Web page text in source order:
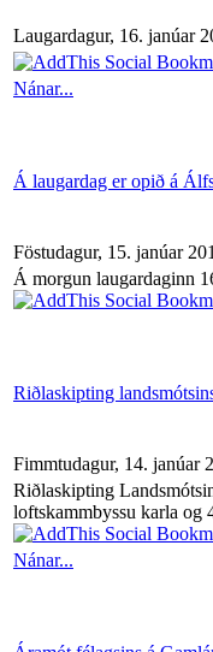
Laugardagur, 16. janúar
Nánar...
Á laugardag er opið á
Föstudagur, 15. janúar
Á morgun laugardaginn
Riðlaskipting
Fimmtudagur, 14. janúar
Riðlaskipting
loftskammbyssu karla og
Nánar...